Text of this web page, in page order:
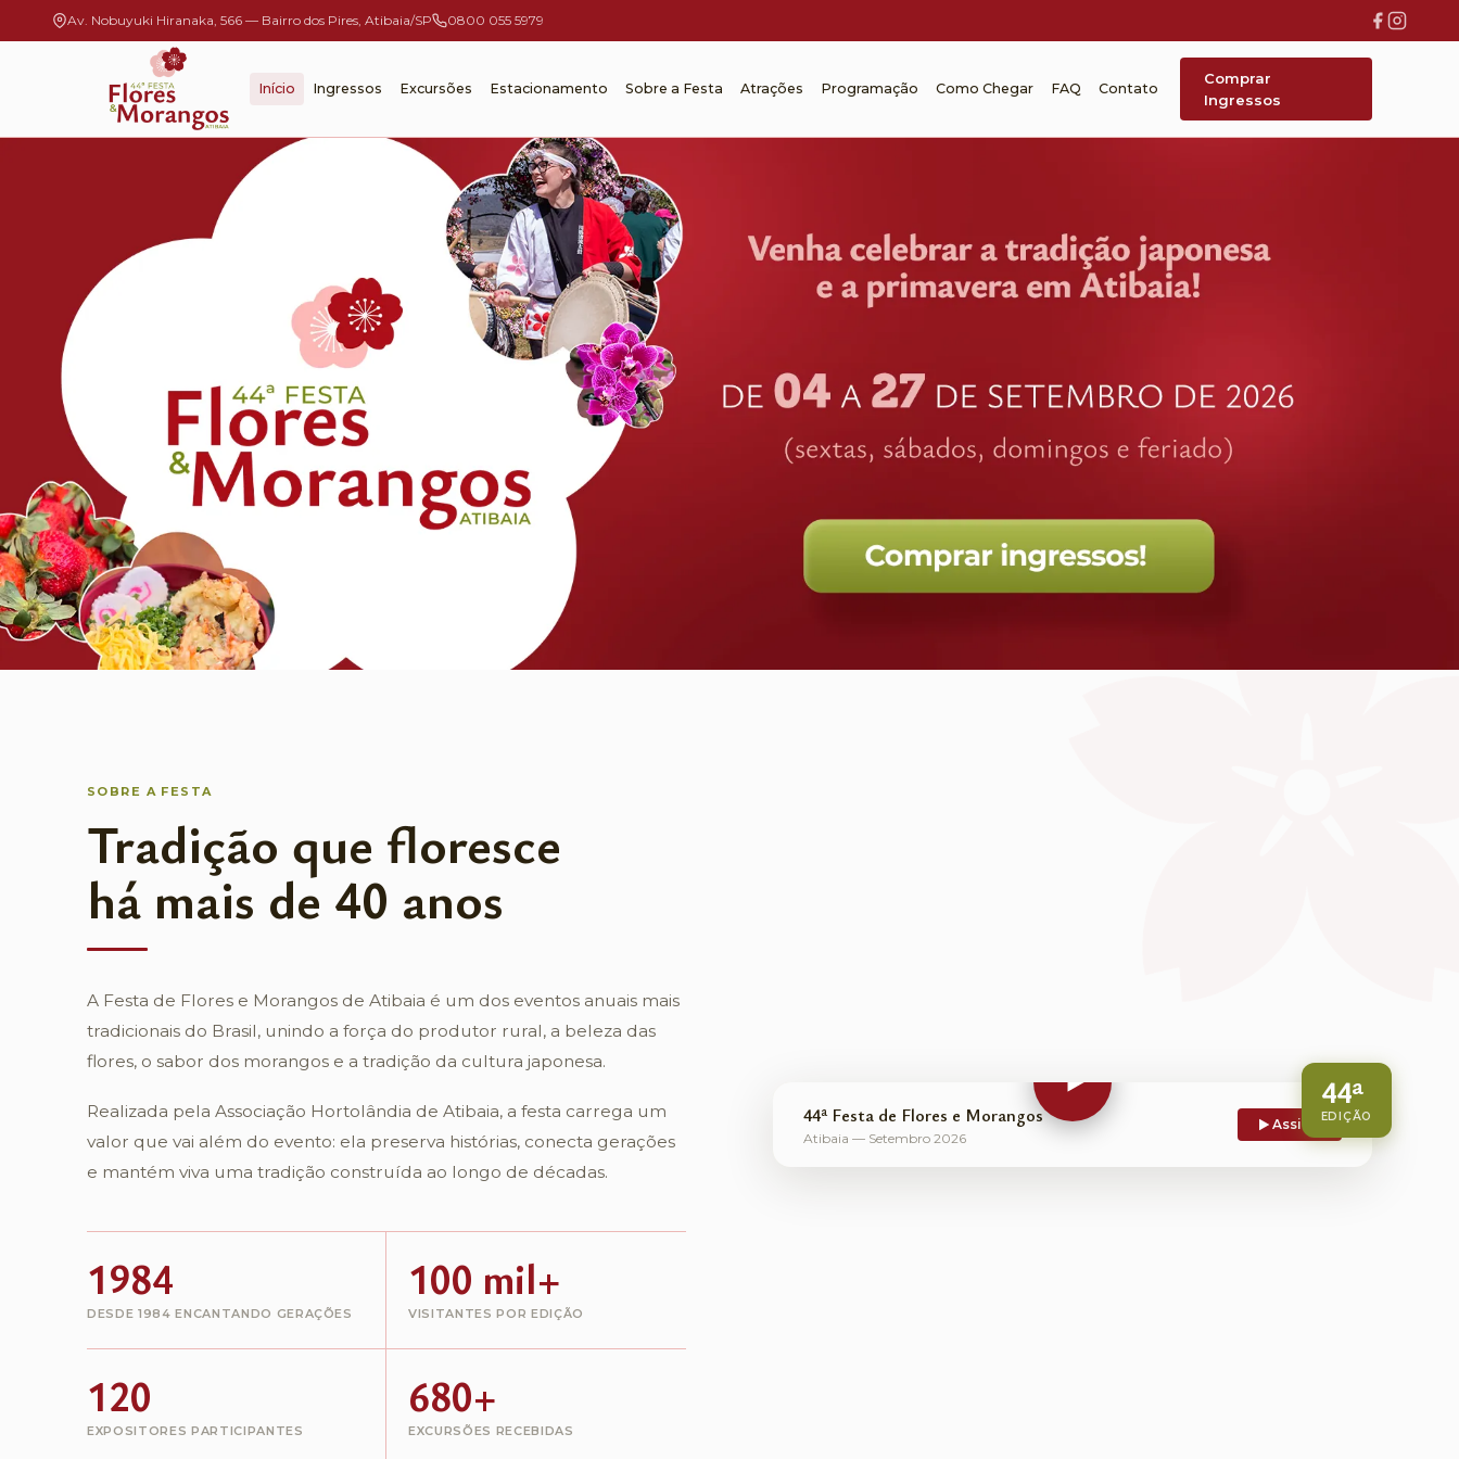
Av. Nobuyuki Hiranaka, 566 — Bairro dos Pires, Atibaia/SP 0800 055 5979
Início Ingressos Excursões Estacionamento Sobre a Festa Atrações Programação Como Chegar FAQ Contato
Comprar
Ingressos
SOBRE A FESTA
Tradição que floresce
há mais de 40 anos
A Festa de Flores e Morangos de Atibaia é um dos eventos anuais mais
tradicionais do Brasil, unindo a força do produtor rural, a beleza das
flores, o sabor dos morangos e a tradição da cultura japonesa.
Realizada pela Associação Hortolândia de Atibaia, a festa carrega um
valor que vai além do evento: ela preserva histórias, conecta gerações
e mantém viva uma tradição construída ao longo de décadas.
1984
DESDE 1984 ENCANTANDO GERAÇÕES
100 mil+
VISITANTES POR EDIÇÃO
120
EXPOSITORES PARTICIPANTES
680+
EXCURSÕES RECEBIDAS
44ª Festa de Flores e Morangos
Atibaia — Setembro 2026
Assistir
44ª
EDIÇÃO